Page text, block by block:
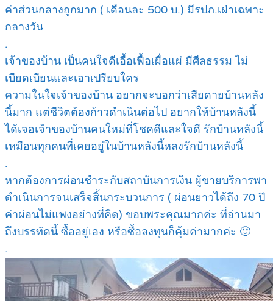
ค่าส่วนกลางถูกมาก ( เดือนละ 500 บ.) มีรปภ.เฝ่าเฉพาะ
กลางวัน
.
เจ้าของบ้าน เป็นคนใจดีเอื้อเฟื้อเผื่อแผ่ มีศีลธรรม ไม่
เบียดเบียนและเอาเปรียบใคร
ความในใจเจ้าของบ้าน อยากจะบอกว่าเสียดายบ้านหลัง
นี้มาก แต่ชีวิตต้องก้าวดำเนินต่อไป อยากให้บ้านหลังนี้
ได้เจอเจ้าของบ้านคนใหม่ที่โชคดีและใจดี รักบ้านหลังนี้
เหมือนทุกคนที่เคยอยู่ในบ้านหลังนี้หลงรักบ้านหลังนี้
.
หากต้องการผ่อนชำระกับสถาบันการเงิน ผู้ขายบริการพา
ดำเนินการจนเสร็จสิ้นกระบวนการ ( ผ่อนยาวได้ถึง 70 ปี
ค่าผ่อนไม่แพงอย่างที่คิด) ขอบพระคุณมากค่ะ ที่อ่านมา
ถึงบรรทัดนี้ ซื้ออยู่เอง หรือซื้อลงทุนก็คุ้มค่ามากค่ะ 🙂
.